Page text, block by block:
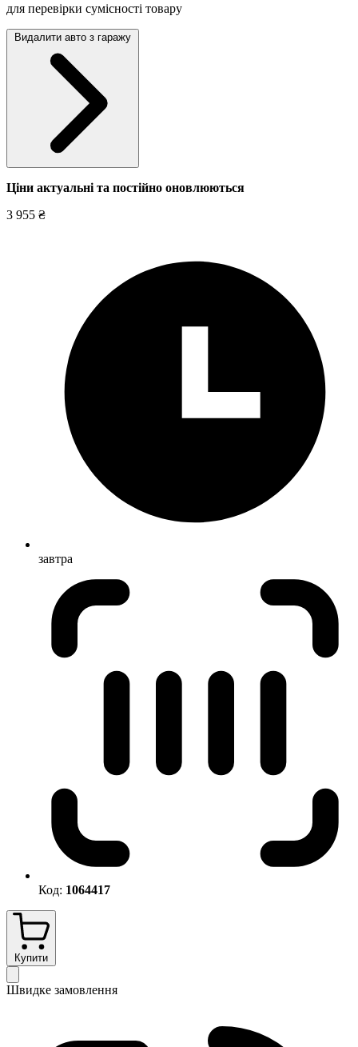
для перевірки сумісності товару
Видалити авто з гаражу
Ціни актуальні та постійно оновлюються
3 955 ₴
завтра
Код: 1064417
Купити
Швидке замовлення